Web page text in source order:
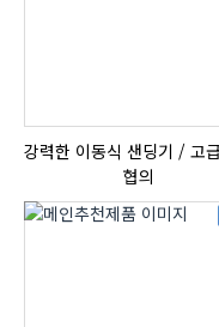
협의